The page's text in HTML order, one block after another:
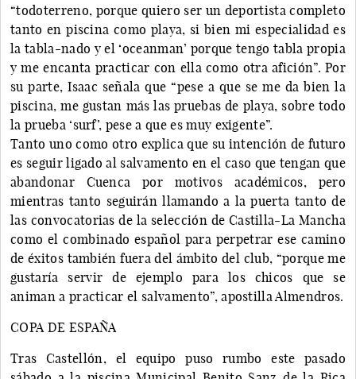
“todoterreno, porque quiero ser un deportista completo
tanto en piscina como playa, si bien mi especialidad es
la tabla-nado y el ‘oceanman’ porque tengo tabla propia
y me encanta practicar con ella como otra afición”. Por
su parte, Isaac señala que “pese a que se me da bien la
piscina, me gustan más las pruebas de playa, sobre todo
la prueba ‘surf’, pese a que es muy exigente”.
Tanto uno como otro explica que su intención de futuro
es seguir ligado al salvamento en el caso que tengan que
abandonar Cuenca por motivos académicos, pero
mientras tanto seguirán llamando a la puerta tanto de
las convocatorias de la selección de Castilla-La Mancha
como el combinado español para perpetrar ese camino
de éxitos también fuera del ámbito del club, “porque me
gustaría servir de ejemplo para los chicos que se
animan a practicar el salvamento”, apostilla Almendros.
COPA DE ESPAÑA
Tras Castellón, el equipo puso rumbo este pasado